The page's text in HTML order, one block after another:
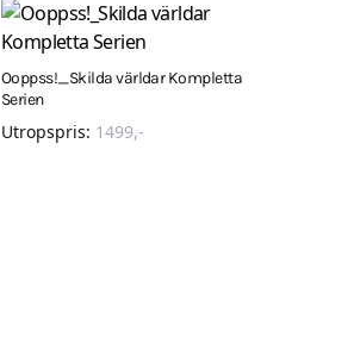
Ooppss!_Skilda världar Kompletta
Serien
Utropspris: 1499,-